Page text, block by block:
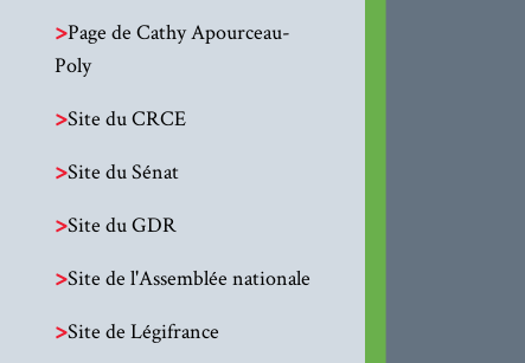
>Page de Cathy Apourceau-
Poly
>Site du CRCE
>Site du Sénat
>Site du GDR
>Site de l'Assemblée nationale
>Site de Légifrance